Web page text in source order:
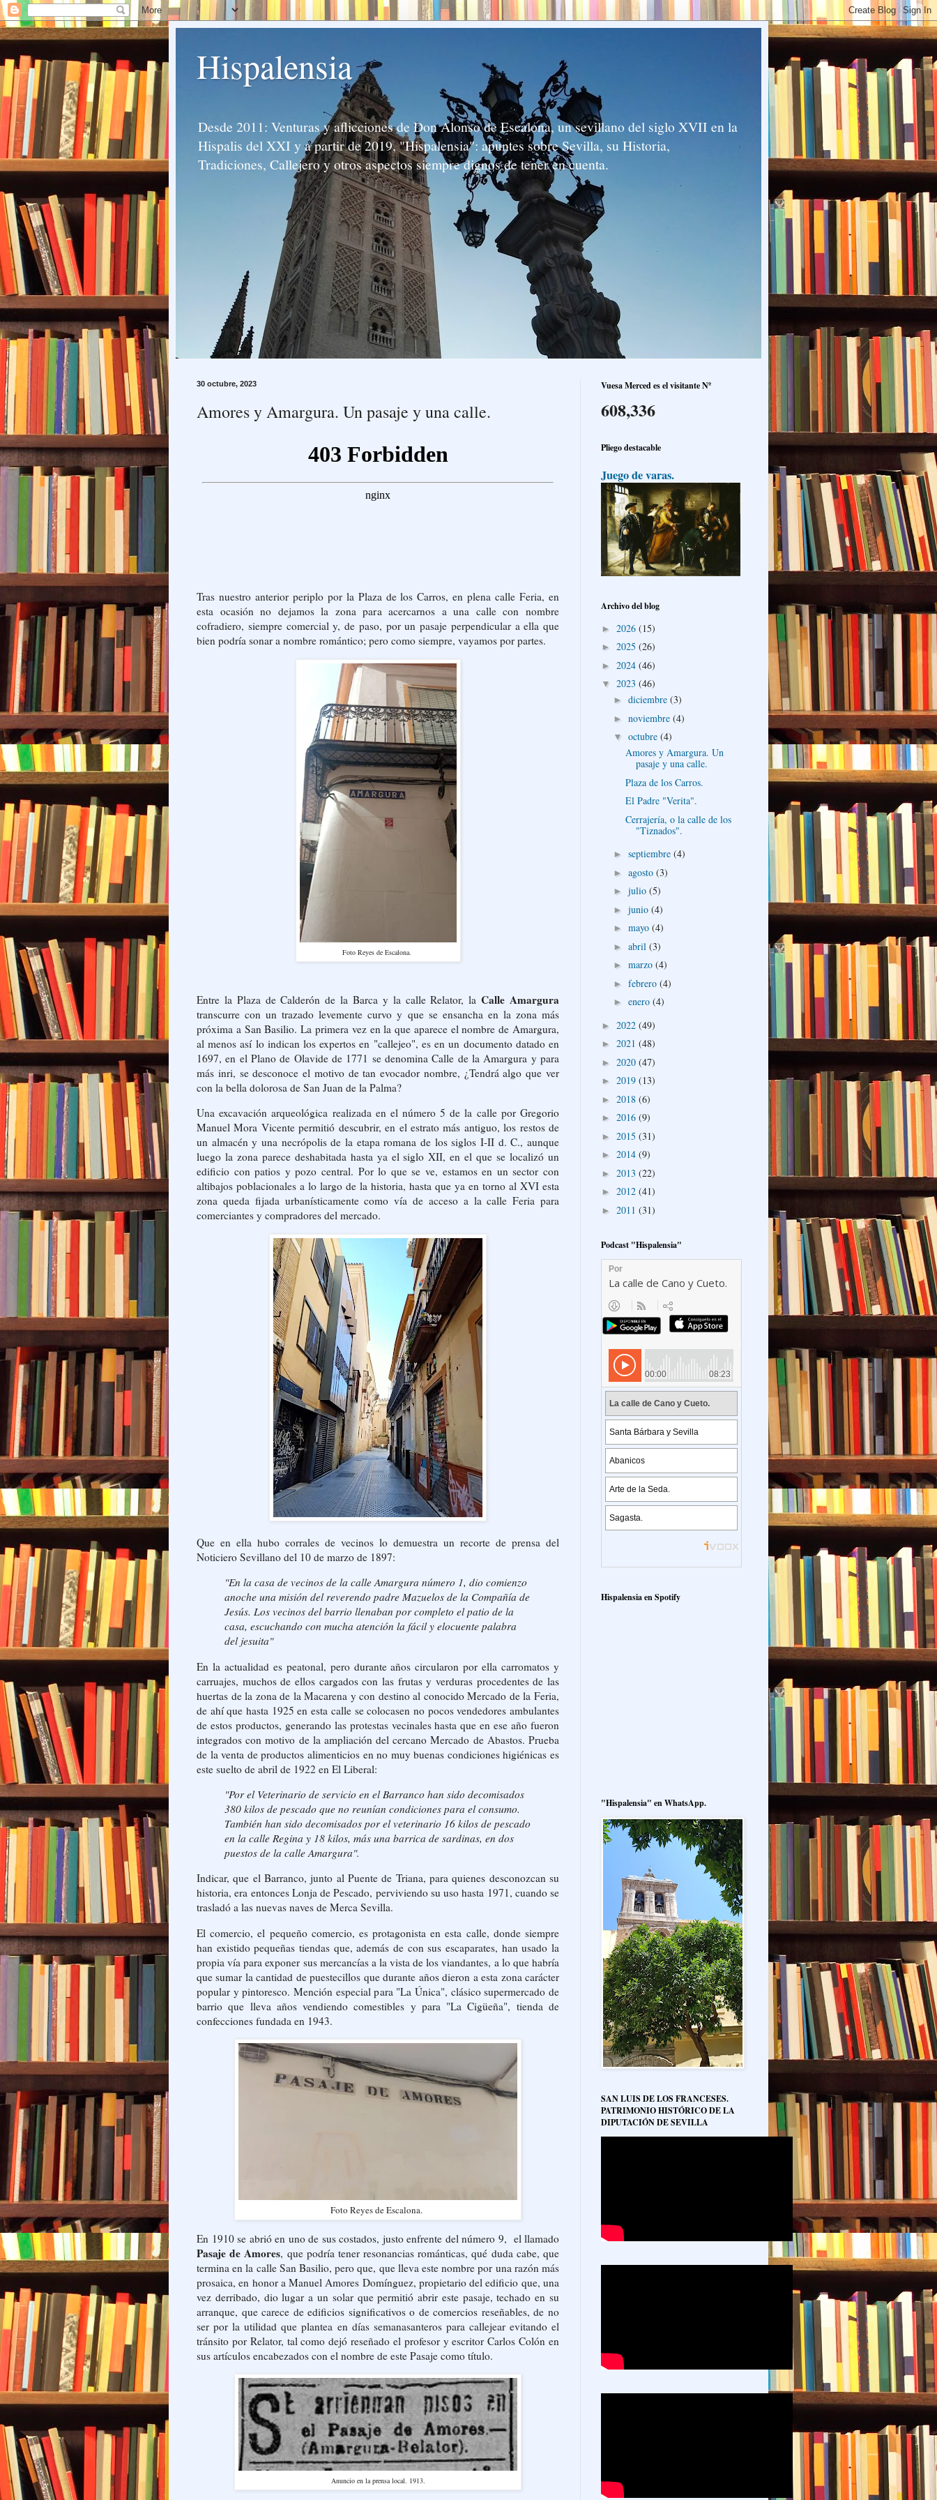
Hispalensia
Desde 2011: Venturas y aflicciones de Don Alonso de Escalona, un sevillano del siglo XVII en la
Hispalis del XXI y a partir de 2019, "Hispalensia": apuntes sobre Sevilla, su Historia,
Tradiciones, Callejero y otros aspectos siempre dignos de tener en cuenta.
30 octubre, 2023
Amores y Amargura. Un pasaje y una calle.
Tras nuestro anterior periplo por la Plaza de los Carros, en plena calle Feria, en
esta ocasión no dejamos la zona para acercarnos a una calle con nombre
cofradiero, siempre comercial y, de paso, por un pasaje perpendicular a ella que
bien podría sonar a nombre romántico; pero como siempre, vayamos por partes.
Foto Reyes de Escalona.
Entre la Plaza de Calderón de la Barca y la calle Relator, laCalle Amargura
transcurre con un trazado levemente curvo y que se ensancha en la zona más
próxima a San Basilio. La primera vez en la que aparece el nombre de Amargura,
al menos así lo indican los expertos en "callejeo", es en un documento datado en
1697, en el Plano de Olavide de 1771 se denomina Calle de la Amargura y para
más inri, se desconoce el motivo de tan evocador nombre, ¿Tendrá algo que ver
con la bella dolorosa de San Juan de la Palma?
Una excavación arqueológica realizada en el número 5 de la calle por Gregorio
Manuel Mora Vicente permitió descubrir, en el estrato más antiguo, los restos de
un almacén y una necrópolis de la etapa romana de los siglos I-II d. C., aunque
luego la zona parece deshabitada hasta ya el siglo XII, en el que se localizó un
edificio con patios y pozo central. Por lo que se ve, estamos en un sector con
altibajos poblacionales a lo largo de la historia, hasta que ya en torno al XVI esta
zona queda fijada urbanísticamente como vía de acceso a la calle Feria para
comerciantes y compradores del mercado.
Que en ella hubo corrales de vecinos lo demuestra un recorte de prensa del
Noticiero Sevillano del 10 de marzo de 1897:
"En la casa de vecinos de la calle Amargura número 1, dio comienzo
anoche una misión del reverendo padre Mazuelos de la Compañía de
Jesús. Los vecinos del barrio llenaban por completo el patio de la
casa, escuchando con mucha atención la fácil y elocuente palabra
del jesuita"
En la actualidad es peatonal, pero durante años circularon por ella carromatos y
carruajes, muchos de ellos cargados con las frutas y verduras procedentes de las
huertas de la zona de la Macarena y con destino al conocido Mercado de la Feria,
de ahí que hasta 1925 en esta calle se colocasen no pocos vendedores ambulantes
de estos productos, generando las protestas vecinales hasta que en ese año fueron
integrados con motivo de la ampliación del cercano Mercado de Abastos. Prueba
de la venta de productos alimenticios en no muy buenas condiciones higiénicas es
este suelto de abril de 1922 en El Liberal:
"Por el Veterinario de servicio en el Barranco han sido decomisados
380 kilos de pescado que no reunían condiciones para el consumo.
También han sido decomisados por el veterinario 16 kilos de pescado
en la calle Regina y 18 kilos, más una barrica de sardinas, en dos
puestos de la calle Amargura".
Indicar, que el Barranco, junto al Puente de Triana, para quienes desconozcan su
historia, era entonces Lonja de Pescado, perviviendo su uso hasta 1971, cuando se
trasladó a las nuevas naves de Merca Sevilla.
El comercio, el pequeño comercio, es protagonista en esta calle, donde siempre
han existido pequeñas tiendas que, además de con sus escaparates, han usado la
propia vía para exponer sus mercancías a la vista de los viandantes, a lo que habría
que sumar la cantidad de puestecillos que durante años dieron a esta zona carácter
popular y pintoresco. Mención especial para "La Única", clásico supermercado de
barrio que lleva años vendiendo comestibles y para "La Cigüeña", tienda de
confecciones fundada en 1943.
Foto Reyes de Escalona.
En 1910 se abrió en uno de sus costados, justo enfrente del número 9, el llamado
Pasaje de Amores, que podría tener resonancias románticas, qué duda cabe, que
termina en la calle San Basilio, pero que, que lleva este nombre por una razón más
prosaica, en honor a Manuel Amores Domínguez, propietario del edificio que, una
vez derribado, dio lugar a un solar que permitió abrir este pasaje, techado en su
arranque, que carece de edificios significativos o de comercios reseñables, de no
ser por la utilidad que plantea en días semanasanteros para callejear evitando el
tránsito por Relator, tal como dejó reseñado el profesor y escritor Carlos Colón en
sus artículos encabezados con el nombre de este Pasaje como título.
Anuncio en la prensa local. 1913.
Vuesa Merced es el visitante Nº
608,336
Pliego destacable
Juego de varas.
Archivo del blog
► 2026 (15)
► 2025 (26)
► 2024 (46)
▼ 2023 (46)
► diciembre (3)
► noviembre (4)
▼ octubre (4)
Amores y Amargura. Un
pasaje y una calle.
Plaza de los Carros.
El Padre "Verita".
Cerrajería, o la calle de los
"Tiznados".
► septiembre (4)
► agosto (3)
► julio (5)
► junio (4)
► mayo (4)
► abril (3)
► marzo (4)
► febrero (4)
► enero (4)
► 2022 (49)
► 2021 (48)
► 2020 (47)
► 2019 (13)
► 2018 (6)
► 2016 (9)
► 2015 (31)
► 2014 (9)
► 2013 (22)
► 2012 (41)
► 2011 (31)
Podcast "Hispalensia"
Hispalensia en Spotify
"Hispalensia" en WhatsApp.
SAN LUIS DE LOS FRANCESES.
PATRIMONIO HISTÓRICO DE LA
DIPUTACIÓN DE SEVILLA